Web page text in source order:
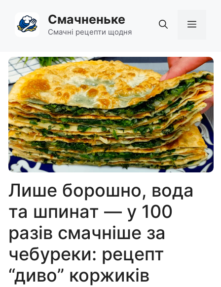
вмісту
Смачненьке
Смачні рецепти щодня
Лише борошно, вода
та шпинат — у 100
разів смачніше за
чебуреки: рецепт
“диво” коржиків